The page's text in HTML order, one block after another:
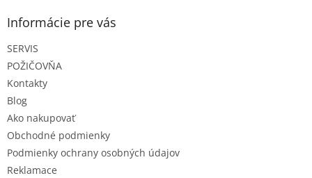
Informácie pre vás
SERVIS
POŽIČOVŇA
Kontakty
Blog
Ako nakupovať
Obchodné podmienky
Podmienky ochrany osobných údajov
Reklamace